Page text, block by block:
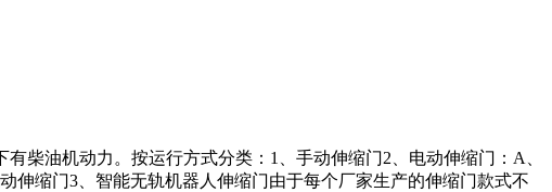
柴油机动力。按运行方式分类：1、手动伸缩门2、电动伸缩门：A、
伸缩门3、智能无轨机器人伸缩门由于每个厂家生产的伸缩门款式不